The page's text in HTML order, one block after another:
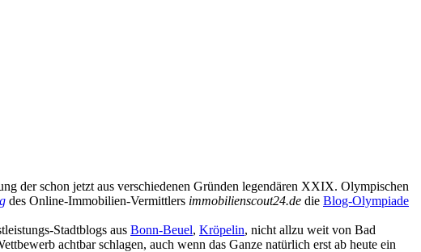
der schon jetzt aus verschiedenen Gründen legendären XXIX. Olympischen
des Online-Immobilien-Vermittlers immobilienscout24.de die Blog-Olympiade
Stadtblogs aus Bonn-Beuel, Kröpelin, nicht allzu weit von Bad
achtbar schlagen, auch wenn das Ganze natürlich erst ab heute ein